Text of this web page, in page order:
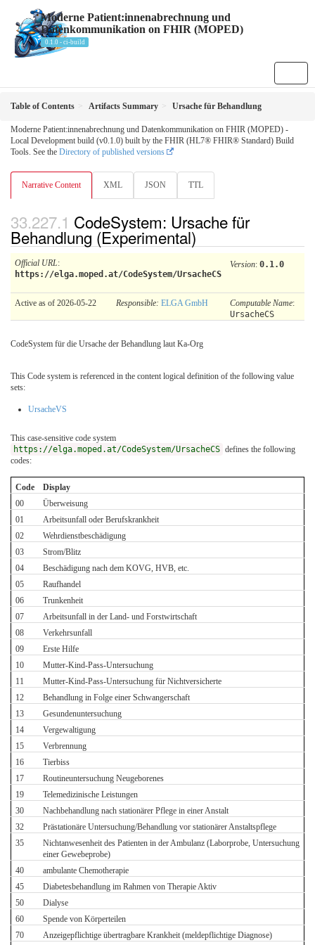
Moderne Patient:innenabrechnung und
Datenkommunikation on FHIR (MOPED)
0.1.0 - ci-build
Table of Contents Artifacts Summary Ursache für Behandlung
Moderne Patient:innenabrechnung und Datenkommunikation on FHIR (MOPED) -
Local Development build (v0.1.0) built by the FHIR (HL7® FHIR® Standard) Build
Tools. See the Directory of published versions
Narrative Content XML JSON TTL
CodeSystem: Ursache für
Behandlung (Experimental)
Official URL:
https://elga.moped.at/CodeSystem/UrsacheCS
Version: 0.1.0
Active as of 2026-05-22 Responsible: ELGA GmbH Computable Name:
UrsacheCS
CodeSystem für die Ursache der Behandlung laut Ka-Org
This Code system is referenced in the content logical definition of the following value
sets:
UrsacheVS
This case-sensitive code system
https://elga.moped.at/CodeSystem/UrsacheCS defines the following
codes:
Code
Display
00
Überweisung
01
Arbeitsunfall oder Berufskrankheit
02
Wehrdienstbeschädigung
03
Strom/Blitz
04
Beschädigung nach dem KOVG, HVB, etc.
05
Raufhandel
06
Trunkenheit
07
Arbeitsunfall in der Land- und Forstwirtschaft
08
Verkehrsunfall
09
Erste Hilfe
10
Mutter-Kind-Pass-Untersuchung
11
Mutter-Kind-Pass-Untersuchung für Nichtversicherte
12
Behandlung in Folge einer Schwangerschaft
13
Gesundenuntersuchung
14
Vergewaltigung
15
Verbrennung
16
Tierbiss
17
Routineuntersuchung Neugeborenes
19
Telemedizinische Leistungen
30
Nachbehandlung nach stationärer Pflege in einer Anstalt
32
Prästationäre Untersuchung/Behandlung vor stationärer Anstaltspflege
35
Nichtanwesenheit des Patienten in der Ambulanz (Laborprobe, Untersuchung
einer Gewebeprobe)
40
ambulante Chemotherapie
45
Diabetesbehandlung im Rahmen von Therapie Aktiv
50
Dialyse
60
Spende von Körperteilen
70
Anzeigepflichtige übertragbare Krankheit (meldepflichtige Diagnose)